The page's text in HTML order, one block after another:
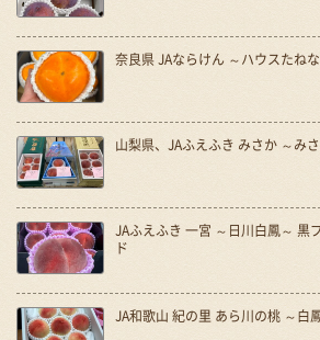
奈良県 JAならけん ～ハウスたね
山梨県、JAふえふき みさか ～み
JAふえふき 一宮 ～日川白鳳～ 黒
ド
JA和歌山 紀の里 あら川の桃 ～白